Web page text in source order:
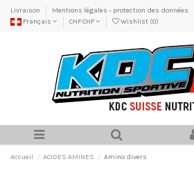
Livraison Mentions légales - protection des données
Français
CHF CHF Wishlist (0)
Accueil ACIDES AMINES Amino divers